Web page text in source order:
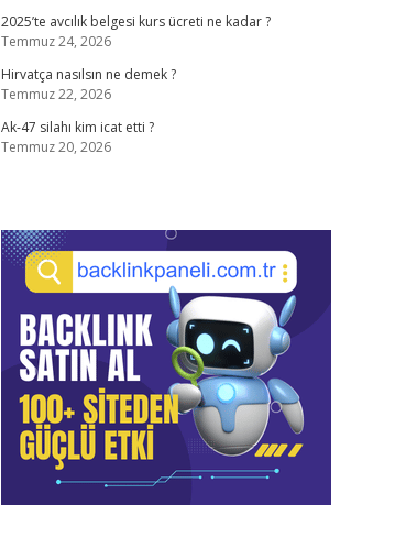
2025’te avcılık belgesi kurs ücreti ne kadar ?
Temmuz 24, 2026
Hirvatça nasılsın ne demek ?
Temmuz 22, 2026
Ak-47 silahı kim icat etti ?
Temmuz 20, 2026